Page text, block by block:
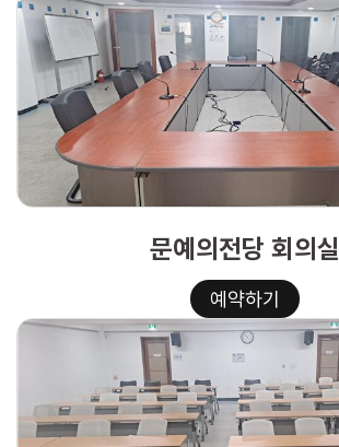
문예의전당 회의실
예약하기